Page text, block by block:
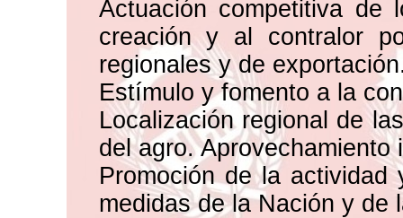
Actuación competitiva
creación y al contralor
regionales y de
Estímulo y fomento a la
Localización regional de
del agro.
Promoción de la actividad
medidas de la Nación y de